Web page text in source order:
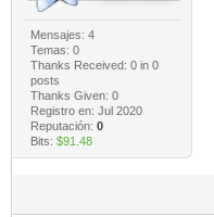
Mensajes: 4
Temas: 0
Thanks Received: 0in 0
posts
Thanks Given: 0
Registro en: Jul 2020
Reputación: 0
Bits: $91.48